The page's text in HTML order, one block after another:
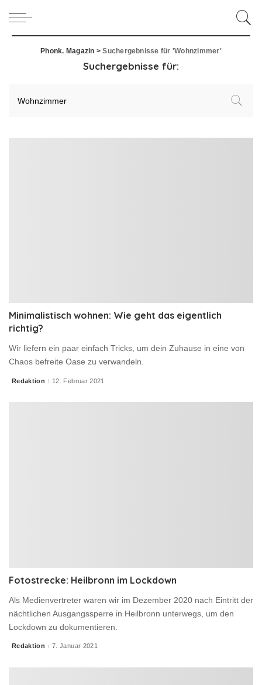
Phonk. Magazin >Suchergebnisse für 'Wohnzimmer'
Suchergebnisse für:
Minimalistisch wohnen: Wie geht das eigentlich
richtig?
Wir liefern ein paar einfach Tricks, um dein Zuhause in eine von
Chaos befreite Oase zu verwandeln.
Posted
Redaktion 12. Februar 2021
Fotostrecke: Heilbronn im Lockdown
Als Medienvertreter waren wir im Dezember 2020 nach Eintritt der
nächtlichen Ausgangssperre in Heilbronn unterwegs, um den
Lockdown zu dokumentieren.
Posted
Redaktion 7. Januar 2021